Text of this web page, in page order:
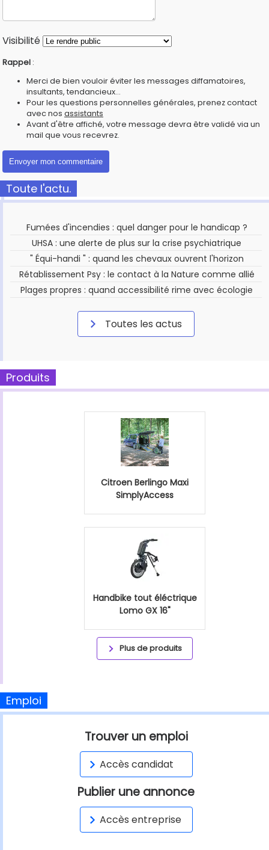
Visibilité
Rappel :
Merci de bien vouloir éviter les messages diffamatoires,
insultants, tendancieux...
Pour les questions personnelles générales, prenez contact
avec nos assistants
Avant d'être affiché, votre message devra être validé via un
mail que vous recevrez.
Toute l'actu.
Fumées d'incendies : quel danger pour le handicap ?
UHSA : une alerte de plus sur la crise psychiatrique
" Équi-handi " : quand les chevaux ouvrent l'horizon
Rétablissement Psy : le contact à la Nature comme allié
Plages propres : quand accessibilité rime avec écologie
Toutes les actus
Produits
Citroen Berlingo Maxi
SimplyAccess
Handbike tout éléctrique
Lomo GX 16"
Plus de produits
Emploi
Trouver un emploi
Accès candidat
Publier une annonce
Accès entreprise